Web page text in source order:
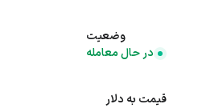
وضعیت
در حال معامله
قیمت به دلار